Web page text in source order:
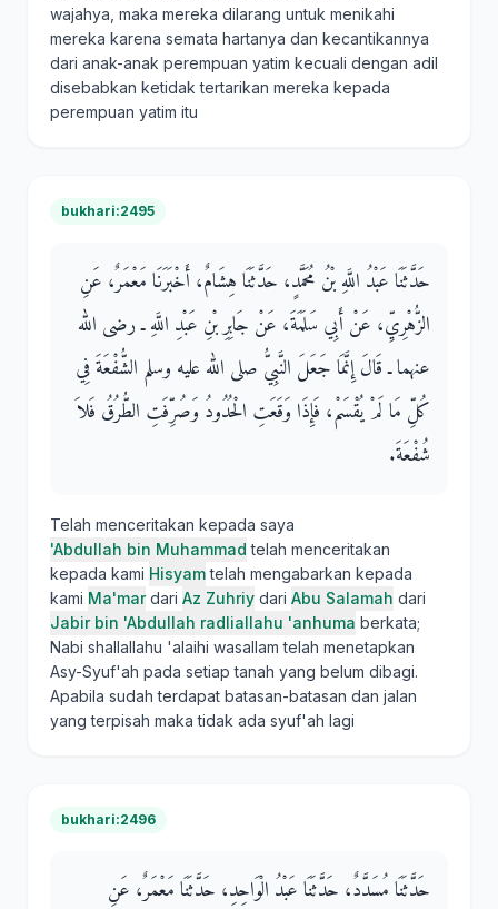
wajahya, maka mereka dilarang untuk menikahi
mereka karena semata hartanya dan kecantikannya
dari anak-anak perempuan yatim kecuali dengan adil
disebabkan ketidak tertarikan mereka kepada
perempuan yatim itu
bukhari:2495
حَدَّثَنَا عَبْدُ اللَّهِ بْنُ مُحَمَّدٍ، حَدَّثَنَا هِشَامٌ، أَخْبَرَنَا مَعْمَرٌ، عَنِ
الزُّهْرِيِّ، عَنْ أَبِي سَلَمَةَ، عَنْ جَابِرِ بْنِ عَبْدِ اللَّهِ ـ رضى الله
عنهما ـ قَالَ إِنَّمَا جَعَلَ النَّبِيُّ صلى الله عليه وسلم الشُّفْعَةَ فِي
كُلِّ مَا لَمْ يُقْسَمْ، فَإِذَا وَقَعَتِ الْحُدُودُ وَصُرِّفَتِ الطُّرُقُ فَلاَ
شُفْعَةَ‏.‏
Telah menceritakan kepada saya
'Abdullah bin Muhammad telah menceritakan
kepada kami Hisyamtelah mengabarkan kepada
kami Ma'mardari Az Zuhriy dari Abu Salamah dari
Jabir bin 'Abdullah radliallahu 'anhuma berkata;
Nabi shallallahu 'alaihi wasallam telah menetapkan
Asy-Syuf'ah pada setiap tanah yang belum dibagi.
Apabila sudah terdapat batasan-batasan dan jalan
yang terpisah maka tidak ada syuf'ah lagi
bukhari:2496
حَدَّثَنَا مُسَدَّدٌ، حَدَّثَنَا عَبْدُ الْوَاحِدِ، حَدَّثَنَا مَعْمَرٌ، عَنِ